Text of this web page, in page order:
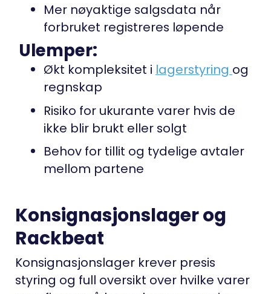
Mer nøyaktige salgsdata når
forbruket registreres løpende
Ulemper:
Økt kompleksitet i lagerstyring og
regnskap
Risiko for ukurante varer hvis de
ikke blir brukt eller solgt
Behov for tillit og tydelige avtaler
mellom partene
Konsignasjonslager og
Rackbeat
Konsignasjonslager krever presis
styring og full oversikt over hvilke varer